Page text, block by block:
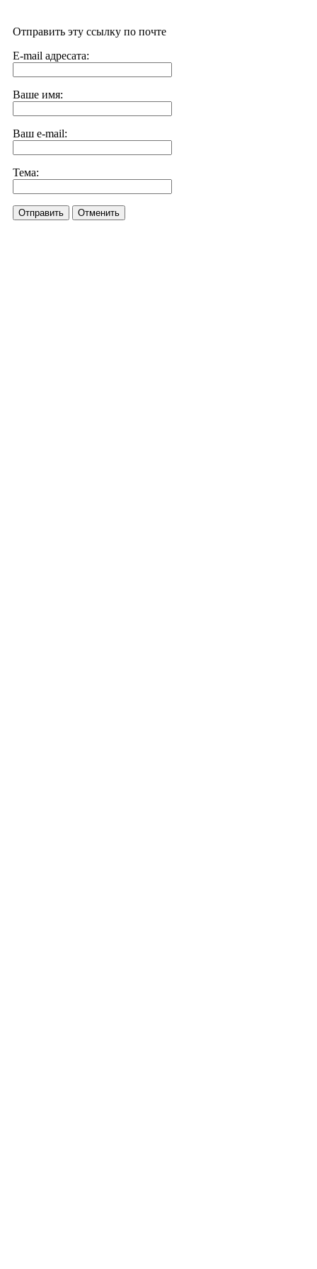
Отправить эту ссылку по почте
E-mail адресата:
Ваше имя:
Ваш e-mail:
Тема:
Отправить Отменить